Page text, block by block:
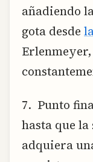
añadiendo
gota desde
7. Punto
hasta que
adquiera